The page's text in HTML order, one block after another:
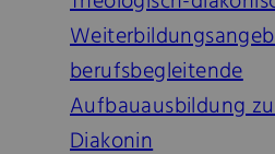
berufsbegleitende
Aufbauausbildung
Diakonin